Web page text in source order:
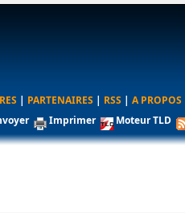
| PARTENAIRES | RSS | A PROPOS
Imprimer Moteur TLD